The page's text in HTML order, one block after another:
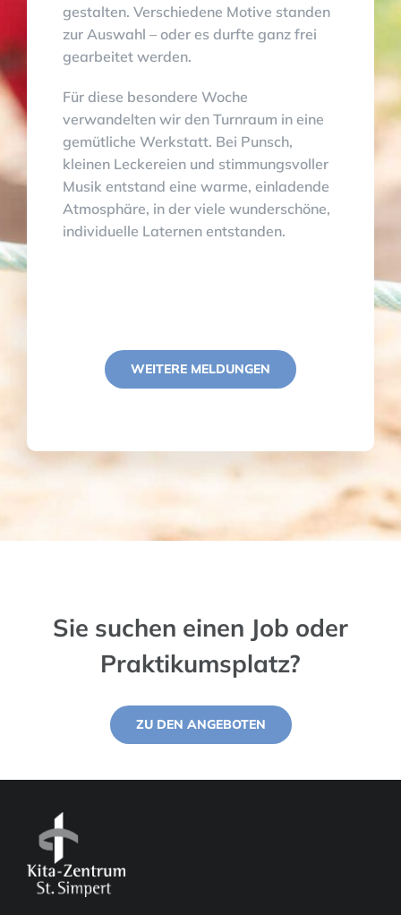
gestalten. Verschiedene Motive standen
zur Auswahl – oder es durfte ganz frei
gearbeitet werden.
Für diese besondere Woche
verwandelten wir den Turnraum in eine
gemütliche Werkstatt. Bei Punsch,
kleinen Leckereien und stimmungsvoller
Musik entstand eine warme, einladende
Atmosphäre, in der viele wunderschöne,
individuelle Laternen entstanden.
WEITERE MELDUNGEN
Sie suchen einen Job oder
Praktikumsplatz?
ZU DEN ANGEBOTEN